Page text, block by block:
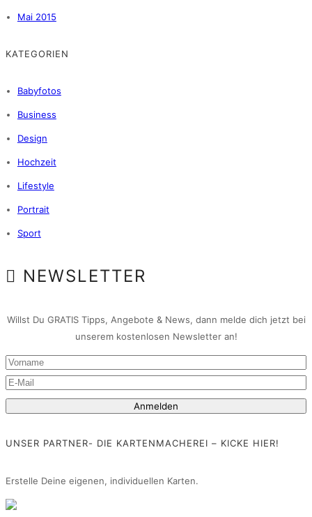
Mai 2015
KATEGORIEN
Babyfotos
Business
Design
Hochzeit
Lifestyle
Portrait
Sport
NEWSLETTER
Willst Du GRATIS Tipps, Angebote & News, dann melde dich jetzt bei
unserem kostenlosen Newsletter an!
UNSER PARTNER- DIE KARTENMACHEREI – KICKE HIER!
Erstelle Deine eigenen, individuellen Karten.